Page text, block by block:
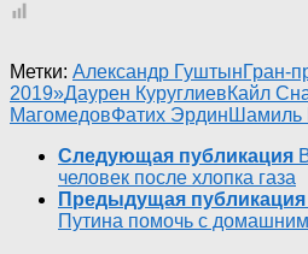
Метки: Александр ГуштынГран-
2019»Даурен КуруглиевКайл
МагомедовФатих ЭрдинШамиль
Следующая публикация
человек после хлопка газа
Предыдущая публикация
Путина помочь с